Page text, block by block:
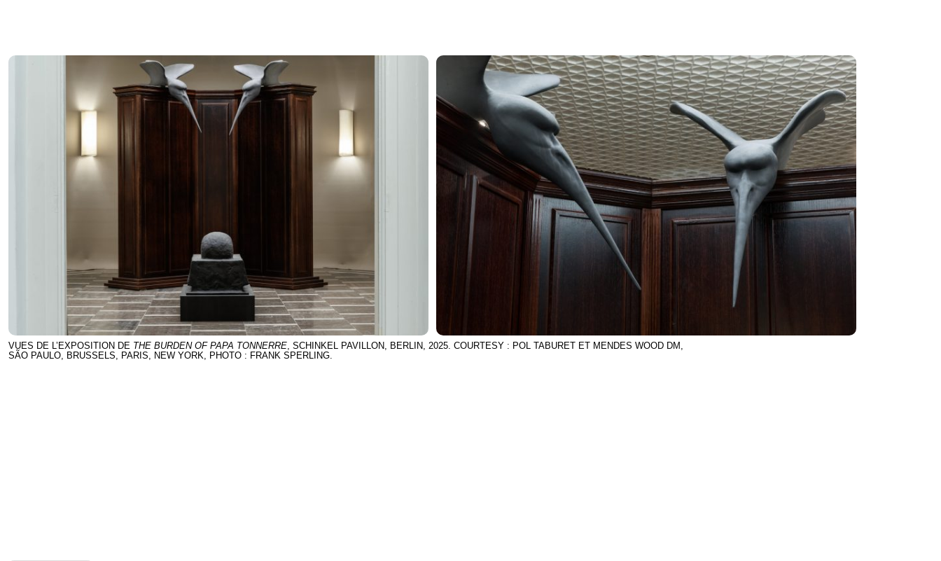
VUES DE L’EXPOSITION DE THE BURDEN OF PAPA TONNERRE, SCHINKEL PAVILLON, BERLIN, 2025. COURTESY : POL TABURET ET MENDES WOOD DM,
SÃO PAULO, BRUSSELS, PARIS, NEW YORK, PHOTO : FRANK SPERLING.